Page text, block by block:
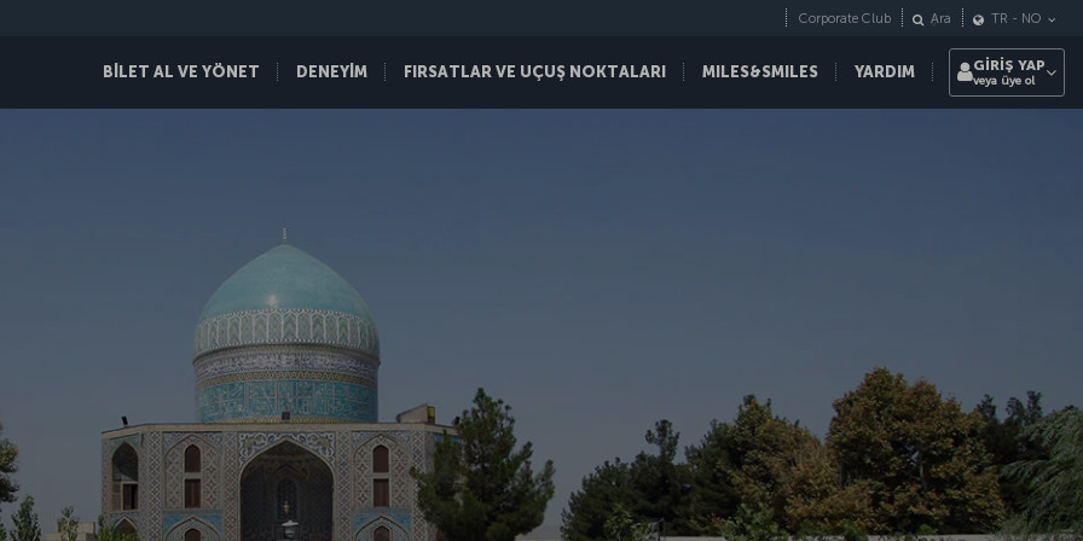
BİLET AL VE YÖNET DENEYİM FIRSATLAR VE UÇUŞ NOKTALARI MILES&SMILES YARDIM
Corporate Club Ara TR - NO
GİRİŞ YAP
veya üye ol